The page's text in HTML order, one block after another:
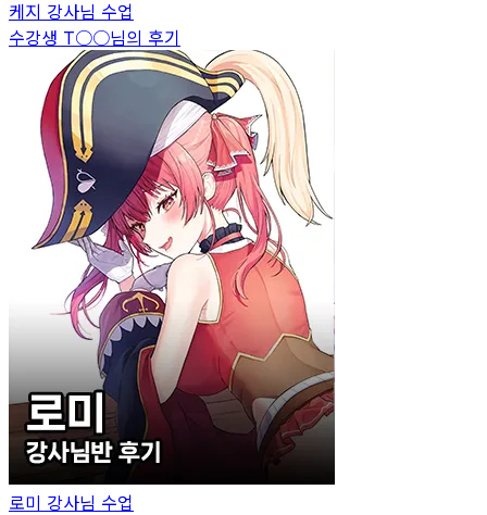
케지 강사님 수업
수강생 T○○님의 후기
로미 강사님 수업